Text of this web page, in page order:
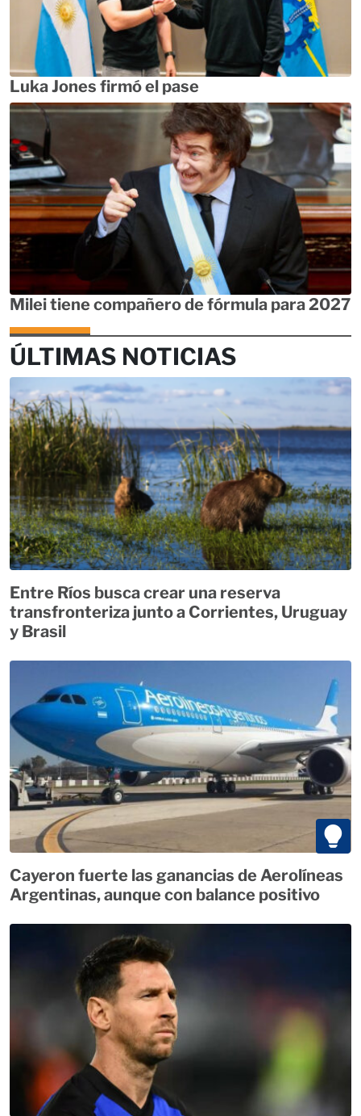
Luka Jones firmó el pase
Milei tiene compañero de fórmula para 2027
ÚLTIMAS NOTICIAS
Entre Ríos busca crear una reserva
transfronteriza junto a Corrientes, Uruguay
y Brasil
Cayeron fuerte las ganancias de Aerolíneas
Argentinas, aunque con balance positivo